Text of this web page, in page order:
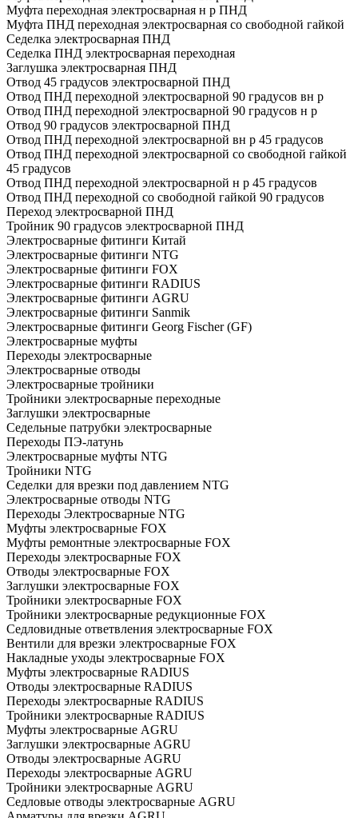
Муфта переходная электросварная н р ПНД
Муфта ПНД переходная электросварная со свободной гайкой
Седелка электросварная ПНД
Седелка ПНД электросварная переходная
Заглушка электросварная ПНД
Отвод 45 градусов электросварной ПНД
Отвод ПНД переходной электросварной 90 градусов вн р
Отвод ПНД переходной электросварной 90 градусов н р
Отвод 90 градусов электросварной ПНД
Отвод ПНД переходной электросварной вн р 45 градусов
Отвод ПНД переходной электросварной со свободной гайкой
45 градусов
Отвод ПНД переходной электросварной н р 45 градусов
Отвод ПНД переходной со свободной гайкой 90 градусов
Переход электросварной ПНД
Тройник 90 градусов электросварной ПНД
Электросварные фитинги Китай
Электросварные фитинги NTG
Электросварные фитинги FOX
Электросварные фитинги RADIUS
Электросварные фитинги AGRU
Электросварные фитинги Sanmik
Электросварные фитинги Georg Fischer (GF)
Электросварные муфты
Переходы электросварные
Электросварные отводы
Электросварные тройники
Тройники электросварные переходные
Заглушки электросварные
Седельные патрубки электросварные
Переходы ПЭ-латунь
Электросварные муфты NTG
Тройники NTG
Седелки для врезки под давлением NTG
Электросварные отводы NTG
Переходы Электросварные NTG
Муфты электросварные FOX
Муфты ремонтные электросварные FOX
Переходы электросварные FOX
Отводы электросварные FOX
Заглушки электросварные FOX
Тройники электросварные FOX
Тройники электросварные редукционные FOX
Седловидные ответвления электросварные FOX
Вентили для врезки электросварные FOX
Накладные уходы электросварные FOX
Муфты электросварные RADIUS
Отводы электросварные RADIUS
Переходы электросварные RADIUS
Тройники электросварные RADIUS
Муфты электросварные AGRU
Заглушки электросварные AGRU
Отводы электросварные AGRU
Переходы электросварные AGRU
Тройники электросварные AGRU
Седловые отводы электросварные AGRU